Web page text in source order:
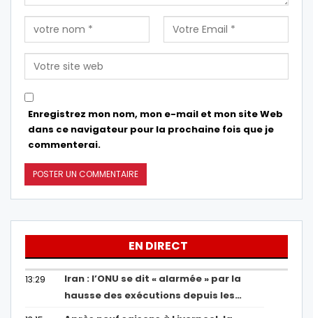
Enregistrez mon nom, mon e-mail et mon site Web
dans ce navigateur pour la prochaine fois que je
commenterai.
EN DIRECT
13:29
Iran : l’ONU se dit « alarmée » par la
hausse des exécutions depuis les…